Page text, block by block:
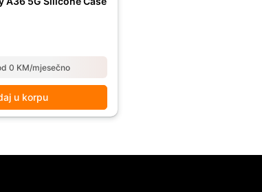
0 KM/mjesečno
u korpu